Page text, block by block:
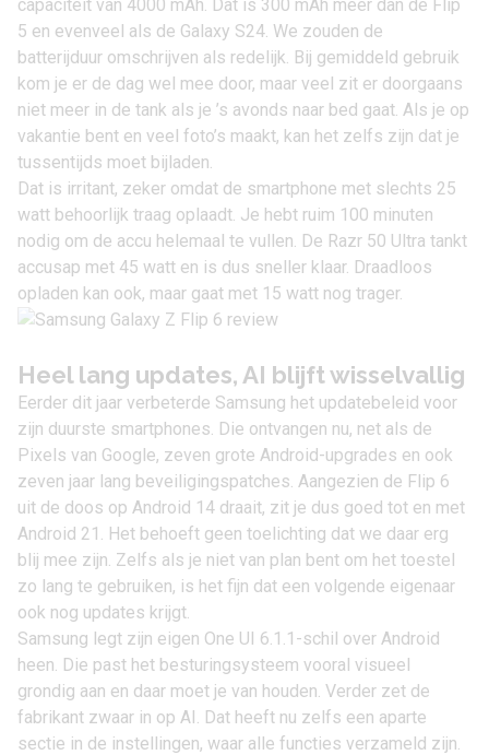
capaciteit van 4000 mAh. Dat is 300 mAh meer dan de Flip
5 en evenveel als de Galaxy S24. We zouden de
batterijduur omschrijven als redelijk. Bij gemiddeld gebruik
kom je er de dag wel mee door, maar veel zit er doorgaans
niet meer in de tank als je ’s avonds naar bed gaat. Als je op
vakantie bent en veel foto’s maakt, kan het zelfs zijn dat je
tussentijds moet bijladen.
Dat is irritant, zeker omdat de smartphone met slechts 25
watt behoorlijk traag oplaadt. Je hebt ruim 100 minuten
nodig om de accu helemaal te vullen. De Razr 50 Ultra tankt
accusap met 45 watt en is dus sneller klaar. Draadloos
opladen kan ook, maar gaat met 15 watt nog trager.
Heel lang updates, AI blijft wisselvallig
Eerder dit jaar verbeterde Samsung het updatebeleid voor
zijn duurste smartphones. Die ontvangen nu, net als de
Pixels van Google, zeven grote Android-upgrades en ook
zeven jaar lang beveiligingspatches. Aangezien de Flip 6
uit de doos op Android 14 draait, zit je dus goed tot en met
Android 21. Het behoeft geen toelichting dat we daar erg
blij mee zijn. Zelfs als je niet van plan bent om het toestel
zo lang te gebruiken, is het fijn dat een volgende eigenaar
ook nog updates krijgt.
Samsung legt zijn eigen One UI 6.1.1-schil over Android
heen. Die past het besturingsysteem vooral visueel
grondig aan en daar moet je van houden. Verder zet de
fabrikant zwaar in op AI. Dat heeft nu zelfs een aparte
sectie in de instellingen, waar alle functies verzameld zijn.